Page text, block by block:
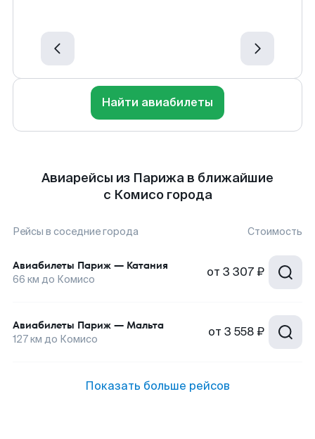
Найти авиабилеты
Авиарейсы из Парижа в ближайшие
с Комисо города
Рейсы в соседние города Стоимость
Авиабилеты Париж — Катания
66 км до Комисо от 3 307 ₽
Авиабилеты Париж — Мальта
127км до Комисо от 3 558 ₽
Показать больше рейсов